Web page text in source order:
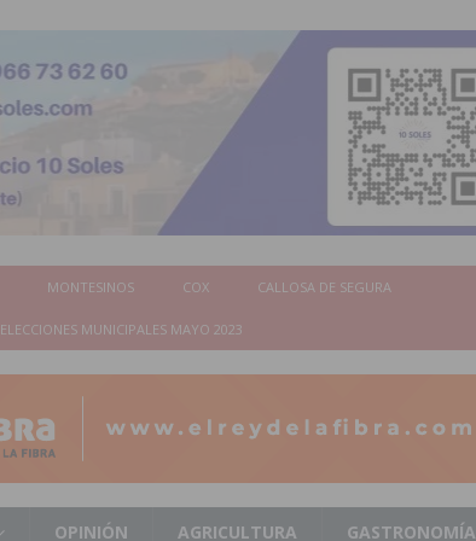
MONTESINOS COX CALLOSA DE SEGURA
ELECCIONES MUNICIPALES MAYO 2023
OPINIÓN AGRICULTURA GASTRONOMÍA